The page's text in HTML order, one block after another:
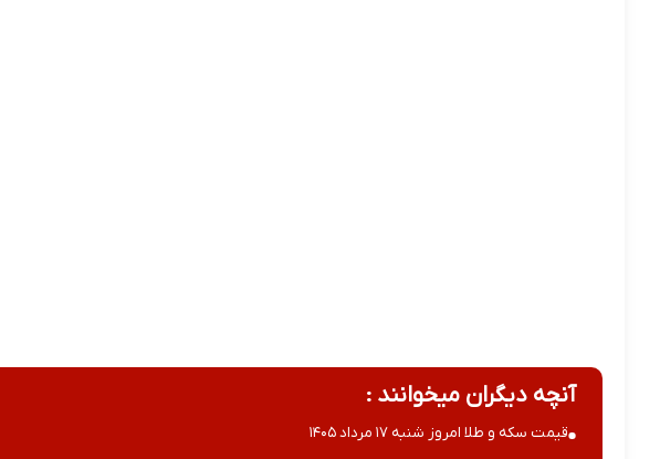
آنچه دیگران میخوانند :
قیمت سکه و طلا امروز شنبه ۱۷ مرداد ۱۴۰۵